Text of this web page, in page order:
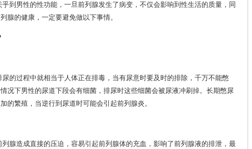
到男性的性功能，一旦前列腺发生了病变，不仅会影响到性生活的质量，同
腺的健康，一定要避免做以下事情。
的过程中就相当于人体正在排毒，当有尿意时要及时的排除，千万不能憋
况下男性的尿道下段会有细菌，排尿时这些细菌会被尿液冲刷掉。长期憋尿
的繁殖，当逆行到尿道时可能会引起前列腺炎。
腺造成直接的压迫，容易引起前列腺体的充血，影响了前列腺液的排泄，最